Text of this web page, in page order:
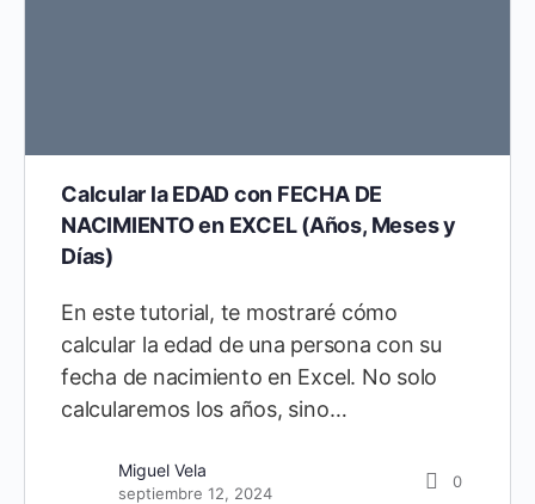
Calcular la EDAD con FECHA DE
NACIMIENTO en EXCEL (Años, Meses y
Días)
En este tutorial, te mostraré cómo
calcular la edad de una persona con su
fecha de nacimiento en Excel. No solo
calcularemos los años, sino…
Miguel Vela
septiembre 12, 2024
0